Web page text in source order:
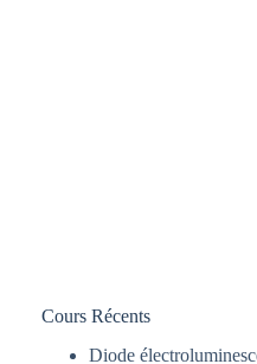
Cours Récents
Diode